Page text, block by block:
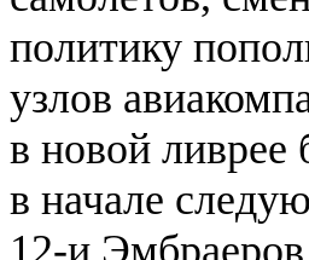
политику
узлов
в новой ливрее
в начале